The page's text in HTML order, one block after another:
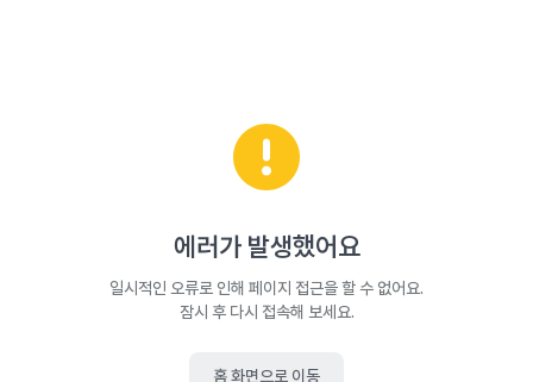
에러가 발생했어요
일시적인 오류로 인해 페이지 접근을 할 수 없어요.
잠시 후 다시 접속해 보세요.
홈 화면으로 이동